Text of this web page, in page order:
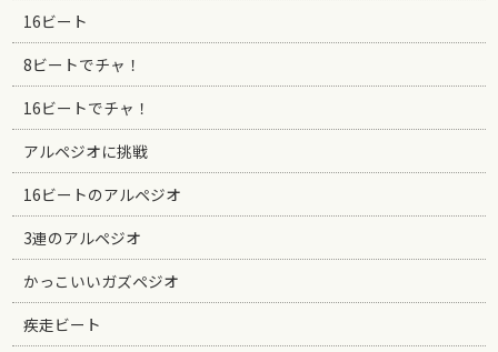
16ビート
8ビートでチャ！
16ビートでチャ！
アルペジオに挑戦
16ビートのアルペジオ
3連のアルペジオ
かっこいいガズペジオ
疾走ビート